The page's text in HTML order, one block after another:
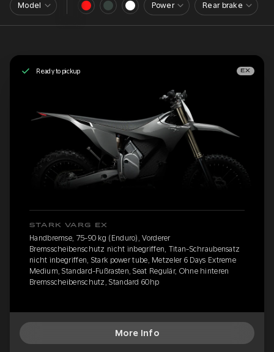
Model Power Rear brake
Ready to pickup EX
STARK VARG EX
Handbremse, 75-90 kg (Enduro), Vorderer
Bremsscheibenschutz nicht inbegriffen, Titan-Schraubensatz
nicht inbegriffen, Stark power tube, Metzeler 6 Days Extreme
Medium, Standard-Fußrasten, Seat Regulär, Ohne hinteren
Bremsscheibenschutz, Standard 60hp
More Info